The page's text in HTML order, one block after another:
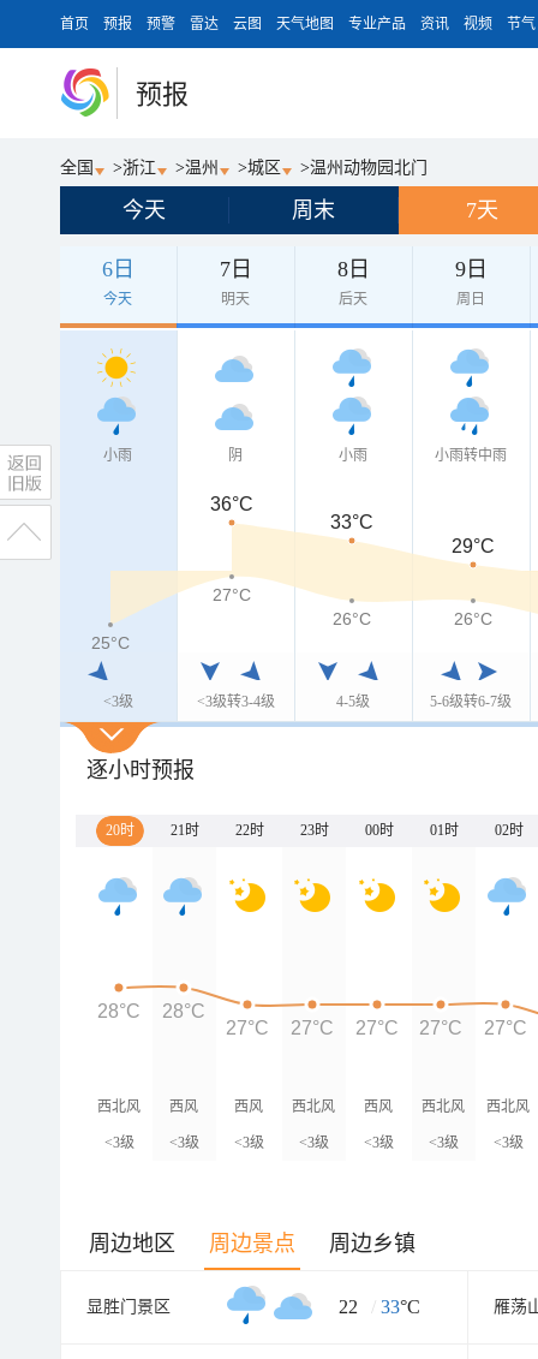
首页 预报 预警 雷达 云图 天气地图 专业产品 资讯 视频 节气
预报
全国 >浙江 >温州 >城区 >温州动物园北门
今天 周末 7天
6日
今天
7日
明天
8日
后天
9日
周日
小雨
<3级
阴
<3级转3-4级
小雨
4-5级
小雨转中雨
5-6级转6-7级
36°C
33°C
29°C
25°C
27°C
26°C
26°C
逐小时预报
20时 21时 22时 23时 00时 01时 02时
西北风
<3级
西风
<3级
西风
<3级
西北风
<3级
西风
<3级
西北风
<3级
西北风
<3级
28°C
28°C
27°C
27°C 27°C 27°C 27°C
周边地区 周边景点 周边乡镇
显胜门景区 22 / 33°C 雁荡